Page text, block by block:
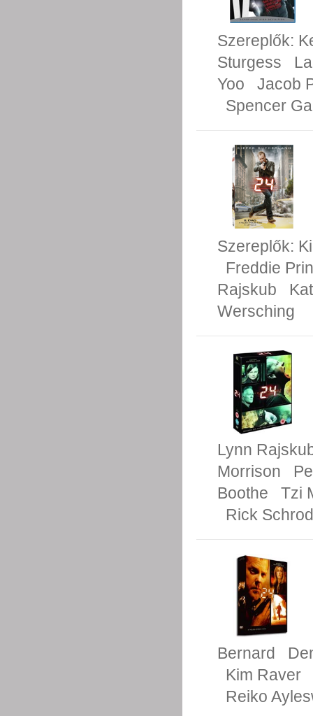
Szereplők:
Sturgess
Yoo
Jacob
Spencer
Szereplők:
Freddie
Rajskub
Wersching
Lynn
Morrison
Boothe
Tzi
Rick
Bernard
Kim Raver
Reiko